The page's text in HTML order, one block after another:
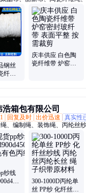
陶瓷纤维布、陶瓷纤维纱、陶
维蛭石布、陶瓷纤维密封条
钢丝
维
庆丰供应 白色陶
瓷纤维带 炉窑密
箱包有限公司
回复及时 出价迅速 真实性
、编制绳、装饰绳、丙纶丝纱
绳、16锭包芯、棉绳、RPET
带、丝光扭绳、扭绳涤纶、捆
布包绳、三股棉绳、白色绳带
pp绳、涤纶绳、pp绳
纱线
300-1000D丙纶单
丝 PP纱 化纤丝纱